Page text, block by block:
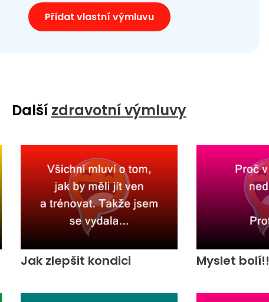
Přidat vlastní výmluvu
Další zdravotní výmluvy
Jak zlepšit kondici Myslet bolí!!